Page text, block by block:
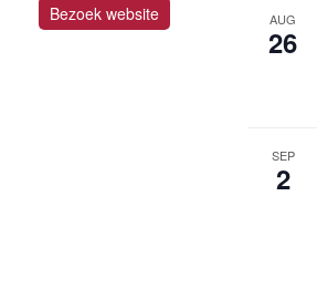
Bezoek website AUG
26
SEP
2